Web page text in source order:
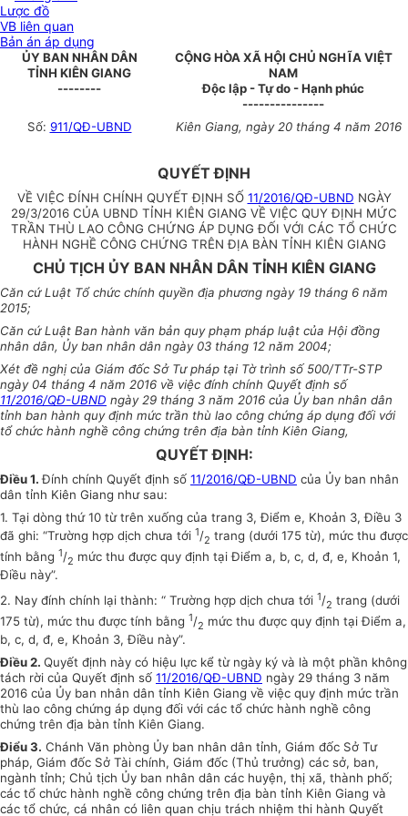
Lược đồ
VB liên quan
Bản án áp dụng
ỦY BAN NHÂN DÂN
TỈNH KIÊN GIANG
--------
CỘNG HÒA XÃ HỘI CHỦ NGHĨA VIỆT
NAM
Độc lập - Tự do - Hạnh phúc
---------------
Số: 911/QĐ-UBND Kiên Giang, ngày 20 tháng 4 năm 2016
QUYẾT ĐỊNH
VỀ VIỆC ĐÍNH CHÍNH QUYẾT ĐỊNH SỐ 11/2016/QĐ-UBND NGÀY
29/3/2016 CỦA UBND TỈNH KIÊN GIANG VỀ VIỆC QUY ĐỊNH MỨC
TRẦN THÙ LAO CÔNG CHỨNG ÁP DỤNG ĐỐI VỚI CÁC TỔ CHỨC
HÀNH NGHỀ CÔNG CHỨNG TRÊN ĐỊA BÀN TỈNH KIÊN GIANG
CHỦ TỊCH ỦY BAN NHÂN DÂN TỈNH KIÊN GIANG
Căn cứ Luật Tổ chức chính quyền địa phương ngày 19 tháng 6 năm
2015;
Căn cứ Luật Ban hành văn bản quy phạm pháp luật của Hội đồng
nhân dân, Ủy ban nhân dân ngày 03 tháng 12 năm 2004;
Xét đề nghị của Giám đốc Sở Tư pháp tại Tờ trình số 500/TTr-STP
ngày 04 tháng 4 năm 2016 về việc đính chính Quyết định số
11/2016/QĐ-UBND ngày 29 tháng 3 năm 2016 của Ủy ban nhân dân
tỉnh ban hành quy định mức trần thù lao công chứng áp dụng đối với
tổ chức hành nghề công chứng trên địa bàn tỉnh Kiên Giang,
QUYẾT ĐỊNH:
Điều 1.Đính chính Quyết định số 11/2016/QĐ-UBND của Ủy ban nhân
dân tỉnh Kiên Giang như sau:
1. Tại dòng thứ 10 từ trên xuống của trang 3, Điểm e, Khoản 3, Điều 3
đã ghi: “Trường hợp dịch chưa tới 1/2 trang (dưới 175 từ), mức thu được
tính bằng 1/2 mức thu được quy định tại Điểm a, b, c, d, đ, e, Khoản 1,
Điều này”.
2. Nay đính chính lại thành: “ Trường hợp dịch chưa tới 1/2 trang (dưới
175 từ), mức thu được tính bằng 1/2 mức thu được quy định tại Điểm a,
b, c, d, đ, e, Khoản 3, Điều này”.
Điều 2. Quyết định này có hiệu lực kể từ ngày ký và là một phần không
tách rời của Quyết định số 11/2016/QĐ-UBND ngày 29 tháng 3 năm
2016 của Ủy ban nhân dân tỉnh Kiên Giang về việc quy định mức trần
thù lao công chứng áp dụng đối với các tổ chức hành nghề công
chứng trên địa bàn tỉnh Kiên Giang.
Điểu 3. Chánh Văn phòng Ủy ban nhân dân tỉnh, Giám đốc Sở Tư
pháp, Giám đốc Sở Tài chính, Giám đốc (Thủ trưởng) các sở, ban,
ngành tỉnh; Chủ tịch Ủy ban nhân dân các huyện, thị xã, thành phố;
các tổ chức hành nghề công chứng trên địa bàn tỉnh Kiên Giang và
các tổ chức, cá nhân có liên quan chịu trách nhiệm thi hành Quyết